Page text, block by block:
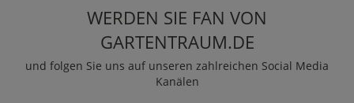
WERDEN SIE FAN VON
GARTENTRAUM.DE
und folgen Sie uns auf unseren zahlreichen Social Media
Kanälen